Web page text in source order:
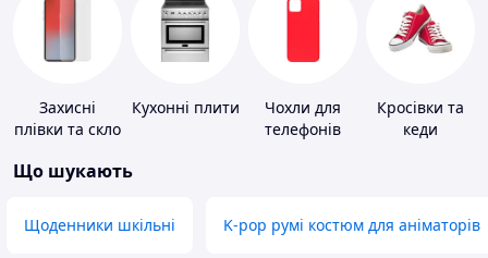
Захисні
плівки та скло
портативних
Кухонні плити
Чохли для
телефонів
Кросівки та
кеди
Що шукають
Щоденники шкільні K-pop румі костюм для аніматорів